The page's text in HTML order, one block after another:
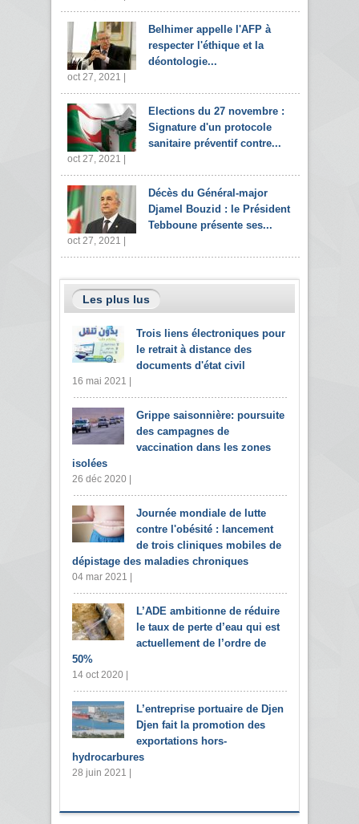
Belhimer appelle l'AFP à
respecter l'éthique et la
déontologie...
oct 27, 2021 |
Elections du 27 novembre :
Signature d'un protocole
sanitaire préventif contre...
oct 27, 2021 |
Décès du Général-major
Djamel Bouzid : le Président
Tebboune présente ses...
oct 27, 2021 |
Les plus lus
Trois liens électroniques pour
le retrait à distance des
documents d'état civil
16 mai 2021 |
Grippe saisonnière: poursuite
des campagnes de
vaccination dans les zones
isolées
26 déc 2020 |
Journée mondiale de lutte
contre l'obésité : lancement
de trois cliniques mobiles de
dépistage des maladies chroniques
04 mar 2021 |
L’ADE ambitionne de réduire
le taux de perte d’eau qui est
actuellement de l’ordre de
50%
14 oct 2020 |
L’entreprise portuaire de Djen
Djen fait la promotion des
exportations hors-
hydrocarbures
28 juin 2021 |